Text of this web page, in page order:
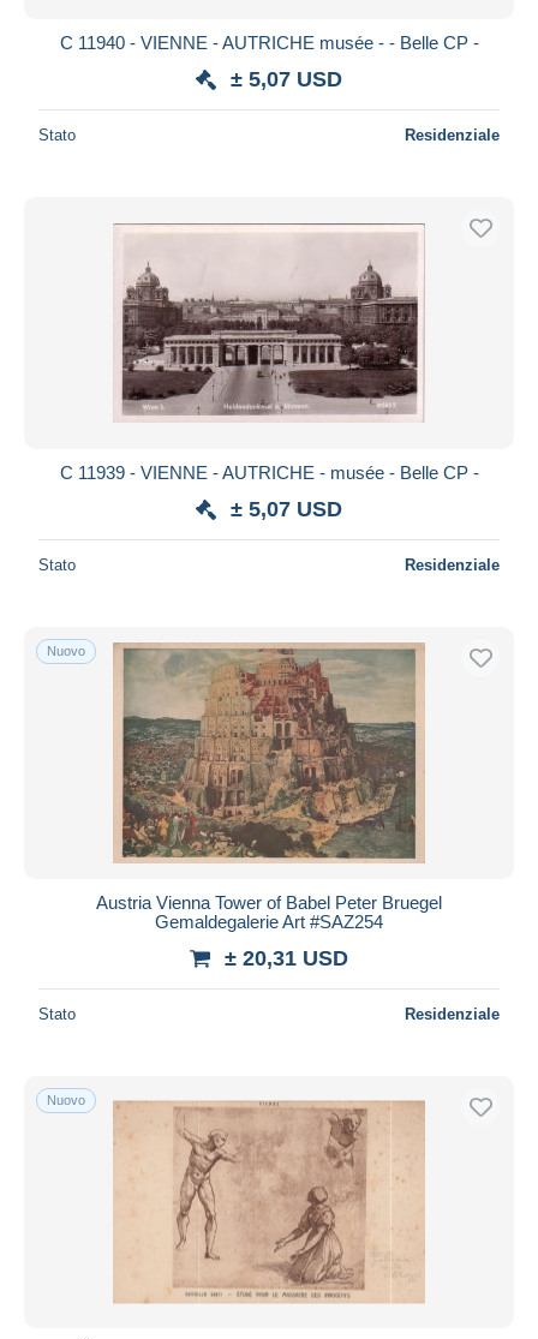
C 11940 - VIENNE - AUTRICHE musée - - Belle CP -
± 5,07 USD
Stato Residenziale
C 11939 - VIENNE - AUTRICHE - musée - Belle CP -
± 5,07 USD
Stato Residenziale
Nuovo
Austria Vienna Tower of Babel Peter Bruegel
Gemaldegalerie Art #SAZ254
± 20,31 USD
Stato Residenziale
Nuovo